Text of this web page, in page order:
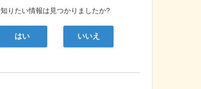
知りたい情報は見つかりましたか?
はい いいえ